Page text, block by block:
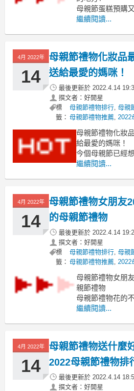
母親節蛋糕預購
中
母親節餐廳台中
但每年這個時候
已經吃得有點膩了
繼續閱讀...
4月 2022年
14
母親節禮物化妝品
送給最愛的媽咪！
最後更新於 2022.4.14
撰文者：好開星
標
籤：
母親節禮物排行,母親
母親節禮物推薦,2022
母親節禮物化妝
給最愛的媽咪！
今個母親節已經
了嗎？母親節禮物
時尚又實用的禮
吧！母親節禮物
2022母親節溫馨
繼續閱讀...
4月 2022年
14
母親節禮物女朋友
的母親節禮物
最後更新於 2022.4.14
撰文者：好開星
標
籤：
母親節禮物排行,母親
母親節禮物推薦,2022
母親節禮物女朋
親節禮物
母親節禮物花的
思！母親節禮物女
當中包括有媽媽
機、母親節禮物
按摩舒壓機及多
讓你好好報答媽
繼續閱讀...
4月 2022年
14
母親節禮物送什麼
2022母親節禮物排
最後更新於 2022.4.14
撰文者：好開星